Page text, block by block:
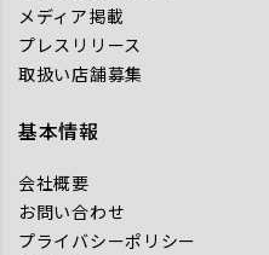
メディア掲載
プレスリリース
取扱い店舗募集
基本情報
会社概要
お問い合わせ
プライバシーポリシー